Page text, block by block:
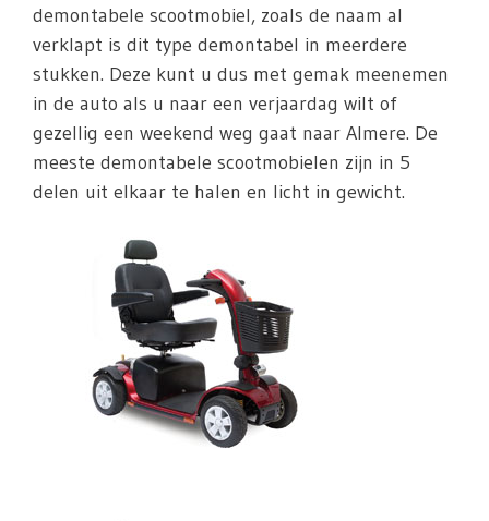
demontabele scootmobiel, zoals de naam al
verklapt is dit type demontabel in meerdere
stukken. Deze kunt u dus met gemak meenemen
in de auto als u naar een verjaardag wilt of
gezellig een weekend weg gaat naar Almere. De
meeste demontabele scootmobielen zijn in 5
delen uit elkaar te halen en licht in gewicht.